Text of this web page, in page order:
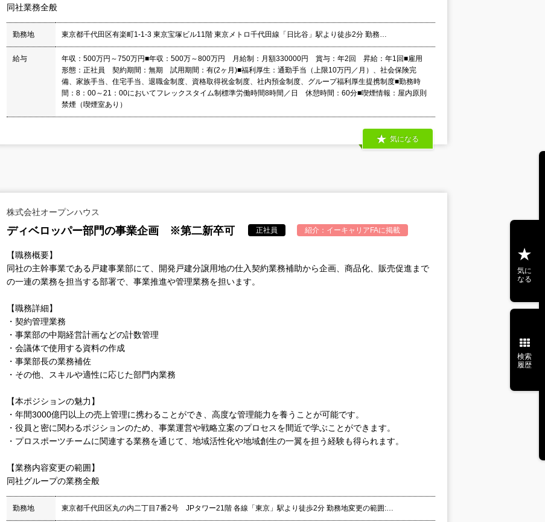
同社業務全般
勤務地 東京都千代田区有楽町1-1-3 東京宝塚ビル11階 東京メトロ千代田線「日比谷」駅より徒歩2分 勤務…
給与
年収：500万円～750万円■年収：500万～800万円 月給制：月額330000円 賞与：年2回 昇給：年1回■雇用
形態：正社員 契約期間：無期 試用期間：有(2ヶ月)■福利厚生：通勤手当（上限10万円／月）、社会保険完
備、家族手当、住宅手当、退職金制度、資格取得祝金制度、社内預金制度、グループ福利厚生提携制度■勤務時
間：8：00～21：00においてフレックスタイム制標準労働時間8時間／日 休憩時間：60分■喫煙情報：屋内原則
禁煙（喫煙室あり）
気になる
株式会社オープンハウス
ディベロッパー部門の事業企画 ※第二新卒可 正社員 紹介： イーキャリアFAに掲載
【職務概要】
同社の主幹事業である戸建事業部にて、開発戸建分譲用地の仕入契約業務補助から企画、商品化、販売促進まで
の一連の業務を担当する部署で、事業推進や管理業務を担います。
【職務詳細】
・契約管理業務
・事業部の中期経営計画などの計数管理
・会議体で使用する資料の作成
・事業部長の業務補佐
・その他、スキルや適性に応じた部門内業務
【本ポジションの魅力】
・年間3000億円以上の売上管理に携わることができ、高度な管理能力を養うことが可能です。
・役員と密に関わるポジションのため、事業運営や戦略立案のプロセスを間近で学ぶことができます。
・プロスポーツチームに関連する業務を通じて、地域活性化や地域創生の一翼を担う経験も得られます。
【業務内容変更の範囲】
同社グループの業務全般
勤務地 東京都千代田区丸の内二丁目7番2号 JPタワー21階 各線「東京」駅より徒歩2分 勤務地変更の範囲:…
気に
なる
検索
履歴